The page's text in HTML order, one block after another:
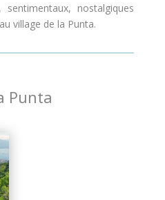
nostalgiques
village de la Punta.
Punta